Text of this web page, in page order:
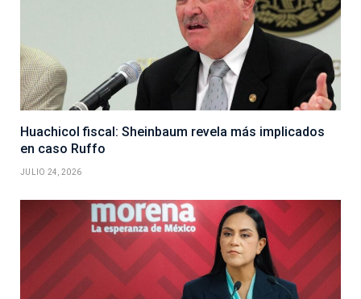
Huachicol fiscal: Sheinbaum revela más implicados
en caso Ruffo
JULIO 24, 2026